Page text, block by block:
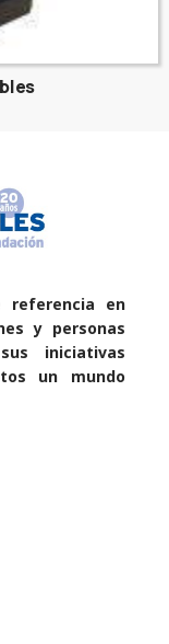
referencia en
y personas
iniciativas
un mundo